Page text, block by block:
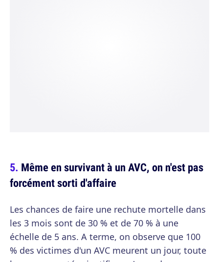
Même en survivant à un AVC, on n'est pas
forcément sorti d'affaire
Les chances de faire une rechute mortelle dans
les 3 mois sont de 30 % et de 70 % à une
échelle de 5 ans. A terme, on observe que 100
% des victimes d'un AVC meurent un jour, toute